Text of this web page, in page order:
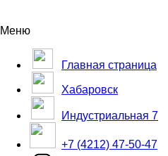
Меню
Главная страница
Хабаровск
Индустриальная 7
+7 (4212) 47-50-47